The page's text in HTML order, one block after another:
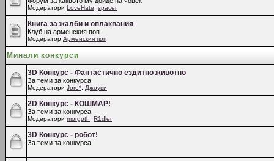
Модератори LoveHate spacer
Книга за жалби и оплаквания
Клуб на арменския поп
Модератор Арменския поп
Минали конкурси
3D Конкурс - Фантастично ездитно животно
За теми за конкурса
Модератори Joro* Джоуви
2D Конкурс - КОШМАР!
За теми за конкурса
Модератори morgoth R1dler
3D Конкурс - робот!
За теми за конкурса